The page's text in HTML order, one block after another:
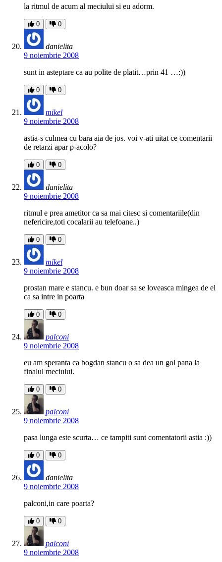
la ritmul de acum al meciului si eu adorm.
0 0
danielita
9 noiembrie 2008
sunt in asteptare ca au polite de platit…prin 41 …:))
0 0
mikel
9 noiembrie 2008
astia-s culmea cu bara aia de jos. voi v-ati uitat ce comentarii
de retarzi apar p-acolo?
0 0
danielita
9 noiembrie 2008
ritmul e prea ametitor ca sa mai citesc si comentariile(din
nefericire,toti cocalarii au telefoane..)
0 0
mikel
9 noiembrie 2008
prostan mare e stancu. e bun doar sa se loveasca mingea de el
ca sa intre in poarta
0 0
palconi
9 noiembrie 2008
eu am speranta ca bogdan stancu o sa dea un gol pana la
finalul meciului.
0 0
palconi
9 noiembrie 2008
pasa lunga este scurta… ce tampiti sunt comentatorii astia :))
0 0
danielita
9 noiembrie 2008
palconi,in care poarta?
0 0
palconi
9 noiembrie 2008